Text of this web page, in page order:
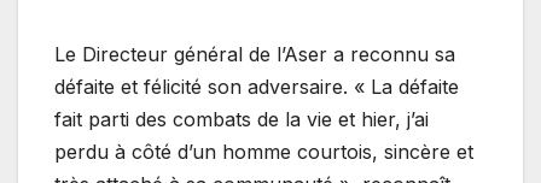
Le Directeur général de l’Aser a reconnu sa
défaite et félicité son adversaire. « La défaite
fait parti des combats de la vie et hier, j’ai
perdu à côté d’un homme courtois, sincère et